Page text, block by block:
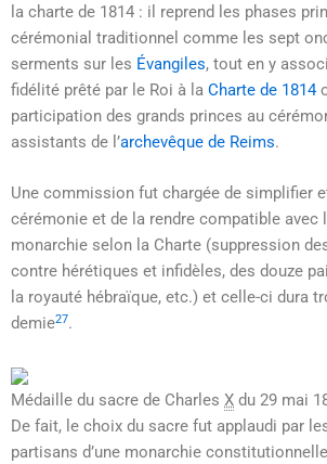
la charte de 1814 : il reprend les phases
cérémonial traditionnel comme les sept
serments sur les Évangiles, tout en y
fidélité prêté par le Roi à la Charte de 1814
participation des grands princes au
assistants de l’archevêque de Reims.
Une commission fut chargée de simplifier
cérémonie et de la rendre compatible avec
monarchie selon la Charte (suppression
contre hérétiques et infidèles, des douze
la royauté hébraïque, etc.) et celle-ci dura
demie27.
Médaille du sacre de Charles X du 29 mai
De fait, le choix du sacre fut applaudi par
partisans d’une monarchie